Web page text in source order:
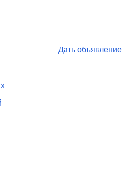
Дать объявление